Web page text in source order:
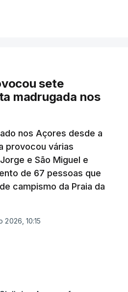
sete
madrugada nos
nos Açores desde a
provocou várias
e São Miguel e
de 67 pessoas que
campismo da Praia da
2026, 10:15